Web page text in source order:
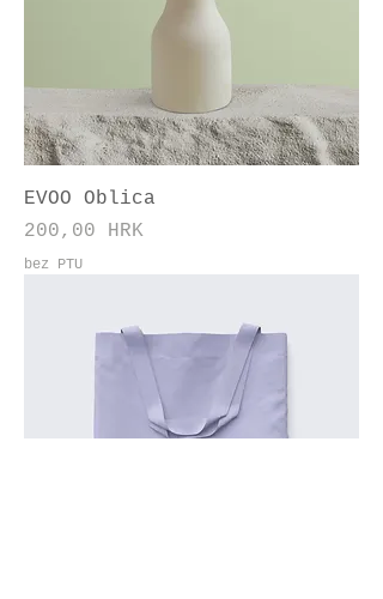
EVOO Oblica
Cena
200,00 HRK
bez PTU